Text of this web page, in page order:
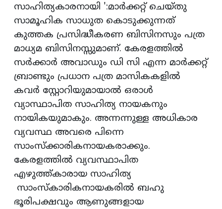
സാഹിത്യകാരനായി ':മാർക്കറ്റ് ചെയ്തു
സാമൂഹിക സാധുത കൊടുക്കുന്നത്
കുത്തക പ്രസിദ്ധീകരണ ബിസിനസും പത്ര
മാധ്യമ ബിസിനസ്സുമാണ്. കേരളത്തിൽ
സർക്കാർ അവാഡും ഡി സി എന്ന മാർക്കറ്റ്
ബ്രാണ്ടും പ്രധാന പത്ര മാസികകളിൽ
കവർ സ്റ്റോറിയുമായാൽ ഒരാൾ
വ്യാസ്ഥാപിത സാഹിത്യ നായകനും
നായികയുമാകും. അന്നന്നുള്ള അധികാര
വ്യവസ്ഥ അവരെ പിന്നെ
സാംസ്ക്കാരികനായകരാക്കും.
കേരളത്തിൽ വ്യവസ്ഥാപിത
എഴുത്ത്കാരായ സാഹിത്യ
സാംസ്‌കാരികനായകരിൽ ബഹു
ഭൂരിപക്ഷവും ആണുങ്ങളായ